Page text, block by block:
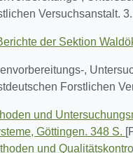
Versuchsanstalt.
der Sektion
,
Forstlichen
und
Göttingen. 348 S.
und